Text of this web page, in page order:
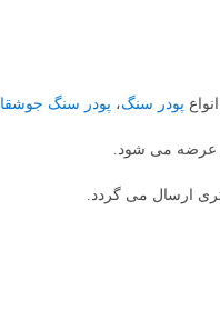
پودر سنگ، پودر سنگ
ارسال می گردد.